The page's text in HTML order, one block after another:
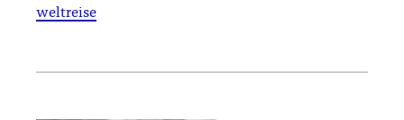
weltreise